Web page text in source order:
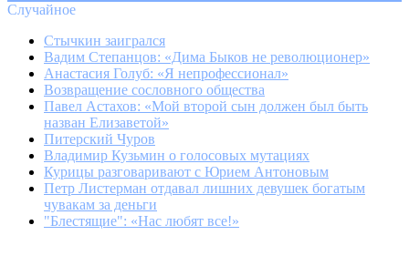
Случайное
Стычкин заигрался
Вадим Степанцов: «Дима Быков не революционер»
Анастасия Голуб: «Я непрофессионал»
Возвращение сословного общества
Павел Астахов: «Мой второй сын должен был быть
назван Елизаветой»
Питерский Чуров
Владимир Кузьмин о голосовых мутациях
Курицы разговаривают с Юрием Антоновым
Петр Листерман отдавал лишних девушек богатым
чувакам за деньги
"Блестящие": «Нас любят все!»